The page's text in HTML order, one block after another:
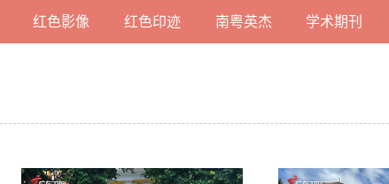
红色影像 红色印迹 南粤英杰 学术期刊